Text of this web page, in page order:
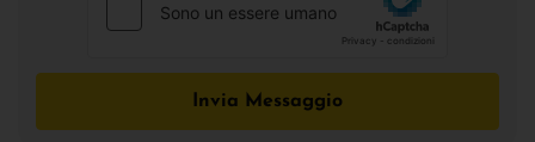
Invia Messaggio